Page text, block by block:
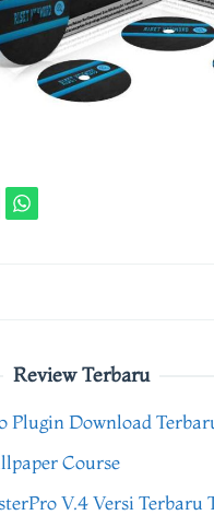
Review Terbaru
Plugin Download
Course
V.4 Versi Terbaru